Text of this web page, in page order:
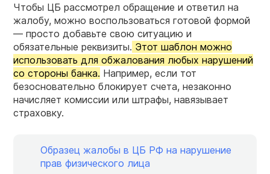
Чтобы ЦБ рассмотрел обращение и ответил на
жалобу, можно воспользоваться готовой формой
— просто добавьте свою ситуацию и
обязательные реквизиты. Этот шаблон можно
использовать для обжалования любых нарушений
со стороны банка. Например, если тот
безосновательно блокирует счета, незаконно
начисляет комиссии или штрафы, навязывает
страховку.
Образец жалобы в ЦБ РФ на нарушение
прав физического лица